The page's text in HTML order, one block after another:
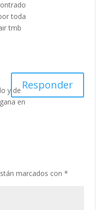
toda
tmb
y de
en
Responder
marcados con*